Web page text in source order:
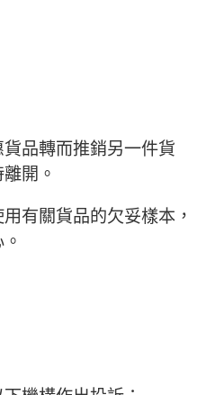
品轉而推銷另一件貨
開。
有關貨品的欠妥樣本，